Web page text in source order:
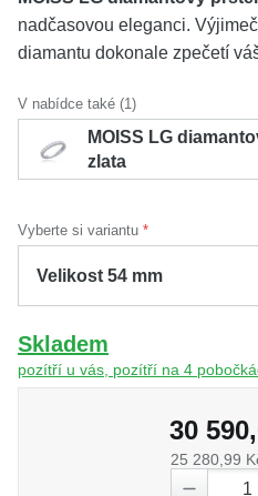
nadčasovou eleganci.
diamantu dokonale zpečetí
V nabídce také (1)
MOISS LG
zlata
Vyberte si variantu
Skladem
pozítří u vás, pozítří na 4
30
25 280,99